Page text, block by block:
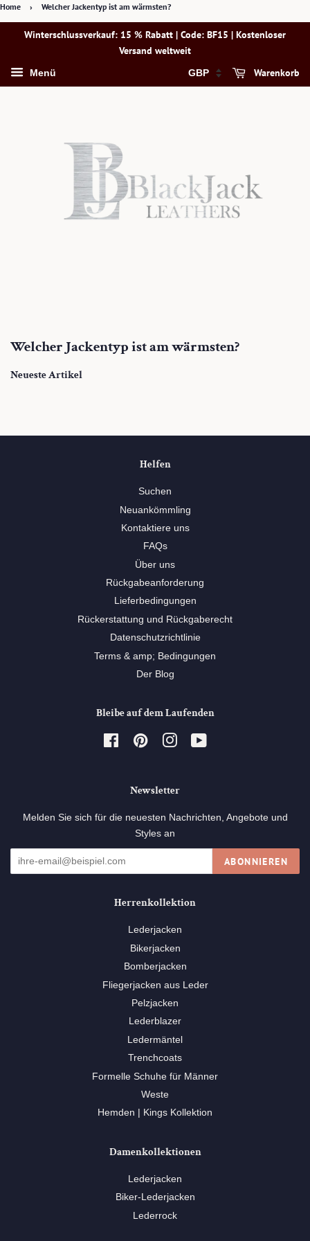
Home › Welcher Jackentyp ist am wärmsten?
Winterschlussverkauf: 15 % Rabatt | Code: BF15 | Kostenloser
Versand weltweit
Menü Warenkorb
Welcher Jackentyp ist am wärmsten?
Neueste Artikel
Helfen
Suchen
Neuankömmling
Kontaktiere uns
FAQs
Über uns
Rückgabeanforderung
Lieferbedingungen
Rückerstattung und Rückgaberecht
Datenschutzrichtlinie
Terms & amp; Bedingungen
Der Blog
Bleibe auf dem Laufenden
FacebookPinterestInstagram
Newsletter
Melden Sie sich für die neuesten Nachrichten, Angebote und
Styles an
ABONNIEREN
Herrenkollektion
Lederjacken
Bikerjacken
Bomberjacken
Fliegerjacken aus Leder
Pelzjacken
Lederblazer
Ledermäntel
Trenchcoats
Formelle Schuhe für Männer
Weste
Hemden | Kings Kollektion
Damenkollektionen
Lederjacken
Biker-Lederjacken
Lederrock